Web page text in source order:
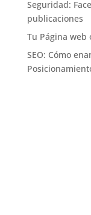
Seguridad:
publicaciones
Tu Página web
SEO: Cómo